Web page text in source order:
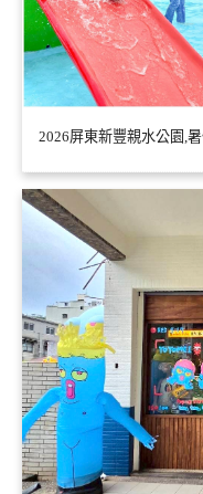
2026屏東新豐親水公園,